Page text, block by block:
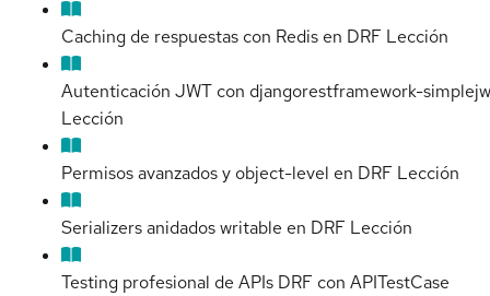
Caching de respuestas con Redis en DRF Lección
Autenticación JWT con djangorestframework-
Lección
Permisos avanzados y object-level en DRF Lección
Serializers anidados writable en DRF Lección
Testing profesional de APIs DRF con APITestCase